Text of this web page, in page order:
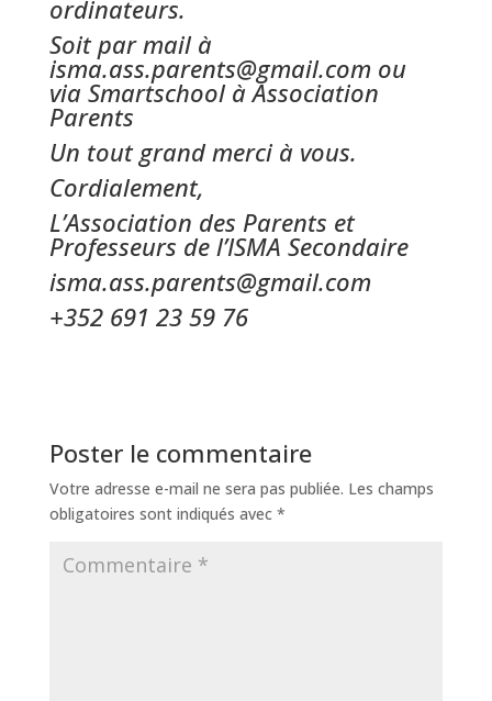
ordinateurs.
Soit par mail à
isma.ass.parents@gmail.com ou
via Smartschool à Association
Parents
Un tout grand merci à vous.
Cordialement,
L’Association des Parents et
Professeurs de l’ISMA Secondaire
isma.ass.parents@gmail.com
+352 691 23 59 76
Poster le commentaire
Votre adresse e-mail ne sera pas publiée. Les champs
obligatoires sont indiqués avec *